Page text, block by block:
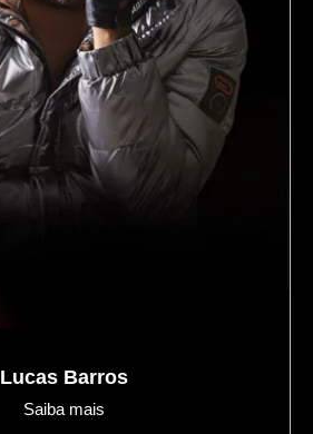
Lucas Barros
Saiba mais